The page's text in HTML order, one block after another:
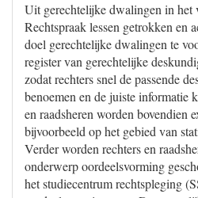
Uit gerechtelijke dwalingen in het
Rechtspraak lessen getrokken en
doel gerechtelijke dwalingen te
register van gerechtelijke
zodat rechters snel de passende
benoemen en de juiste informatie
en raadsheren worden bovendien
bijvoorbeeld op het gebied van
Verder worden rechters en
onderwerp oordeelsvorming
het studiecentrum rechtspleging